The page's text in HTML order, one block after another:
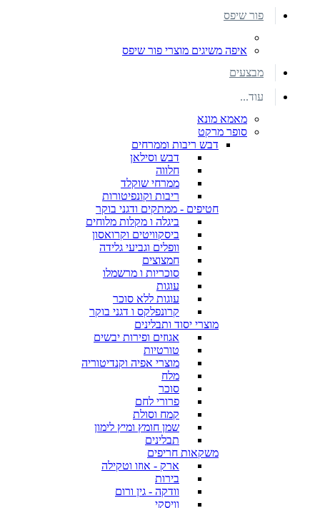
פור שיפס
איפה משיגים מוצרי פור שיפס
מבצעים
עוד...
מאמא מונא
סופר מרקט
דבש ריבות וממרחים
דבש וסילאן
חלווה
ממרחי שוקלד
ריבות וקונפיטורות
חטיפים - ממתקים ודגני בוקר
ביגלה ו מקלות מלוחים
ביסקוויטים וקרואסון
וופלים וגביעי גלידה
חמצוצים
סוכריות ו מרשמלו
עוגות
עוגות ללא סוכר
קרונפלקס ו דגני בוקר
מוצרי יסוד ותבלינים
אגוזים ופירות יבשים
טורטיות
מוצרי אפיה וקנדיטוריה
מלח
סוכר
פרורי לחם
קמח וסולת
שמן חומץ ומיץ לימון
תבלינים
משקאות חריפים
ארק - אוזו וטקילה
בירות
וודקה - גין ורום
וויסקי